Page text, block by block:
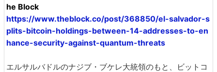
he Block
https://www.theblock.co/post/368850/el-salvador-s
plits-bitcoin-holdings-between-14-addresses-to-en
hance-security-against-quantum-threats
エルサルバドルのナジブ・ブケレ大統領のもと、ビットコ